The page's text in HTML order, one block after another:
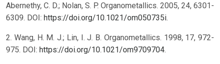
Abernethy, C. D.; Nolan, S. P. Organometallics. 2005, 24, 6301-
6309. DOI: https://doi.org/10.1021/om050735i.
2. Wang, H. M. J.; Lin, I. J. B. Organometallics. 1998, 17, 972-
975. DOI: https://doi.org/10.1021/om9709704.